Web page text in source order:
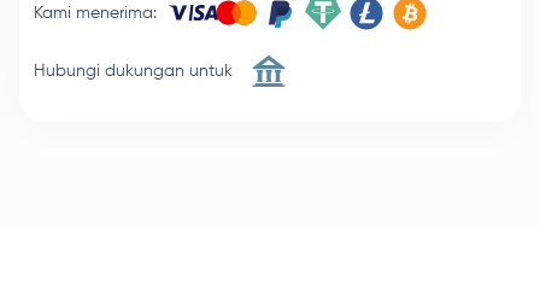
Kami menerima:
Hubungi dukungan untuk